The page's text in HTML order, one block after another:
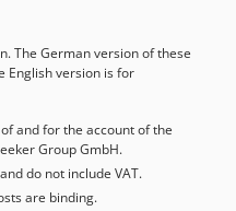
The German version of these
English version is for
and for the account of the
Group GmbH.
do not include VAT.
are binding.